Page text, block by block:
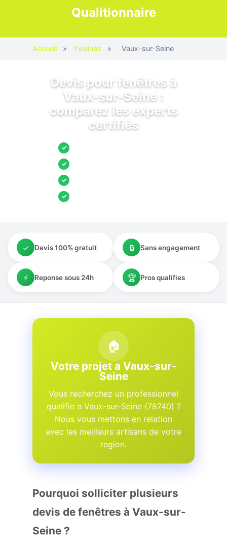
Qualitionnaire
Accueil » Yvelines » Vaux-sur-Seine
Devis pour fenêtres à
Vaux-sur-Seine :
comparez les experts
certifiés
✓
✓
✓
✓
✓ Devis 100% gratuit 🔒 Sans engagement
⚡ Reponse sous 24h 🏆 Pros qualifies
🏠
Votre projet a Vaux-sur-
Seine
Vous recherchez un professionnel
qualifie a Vaux-sur-Seine (78740) ?
Nous vous mettons en relation
avec les meilleurs artisans de votre
region.
Pourquoi solliciter plusieurs
devis de fenêtres à Vaux-sur-
Seine ?